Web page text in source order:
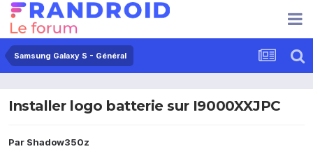
Samsung Galaxy S - Général
Installer logo batterie sur I9000XXJPC
Par Shadow350z